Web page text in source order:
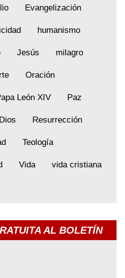
Evangelización
humanismo
Jesús milagro
Oración
León XIV Paz
Resurrección
Teología
Vida vida cristiana
AL BOLETÍN